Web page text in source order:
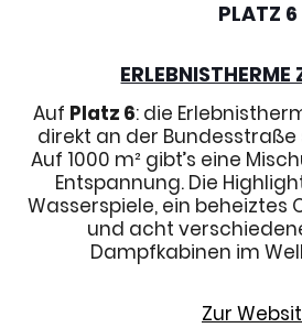
PLATZ 6
ERLEBNISTHERME
Auf Platz 6: die
direkt an der
Auf 1000 m² gibt’s eine
Entspannung. Die
Wasserspiele, ein beheiztes
und acht
Dampfkabinen im
Zur